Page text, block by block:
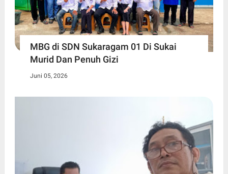
MBG di SDN Sukaragam 01 Di Sukai
Murid Dan Penuh Gizi
Juni 05, 2026